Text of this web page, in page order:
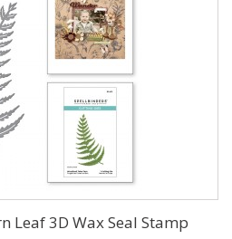
Leaf 3D Wax Seal Stamp